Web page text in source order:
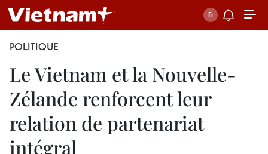
POLITIQUE
Le Vietnam et la Nouvelle-
Zélande renforcent leur
relation de partenariat
intégral